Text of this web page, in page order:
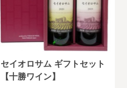
セイオロサム ギフトセット
【十勝ワイン】